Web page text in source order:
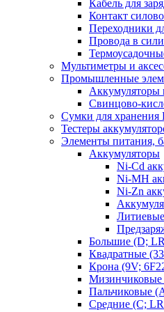
Кабель для
Контакт
Переходники
Провода в
Мультиметры и
Промышленные
Аккумуляторы
Свинцово-
Сумки для хранения
Тестеры
Элементы питания,
Аккумуляторы
Ni-Cd
Ni-MH
Ni-Zn
Большие (D;
Квадратные
Крона (9V;
Мизинчиковые
Пальчиковые
Средние (C;